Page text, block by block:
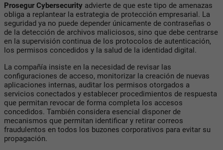
Prosegur Cybersecurity advierte de que este tipo de amenazas
obliga a replantear la estrategia de protección empresarial. La
seguridad ya no puede depender únicamente de contraseñas o
de la detección de archivos maliciosos, sino que debe centrarse
en la supervisión continua de los protocolos de autenticación,
los permisos concedidos y la salud de la identidad digital.
La compañía insiste en la necesidad de revisar las
configuraciones de acceso, monitorizar la creación de nuevas
aplicaciones internas, auditar los permisos otorgados a
servicios conectados y establecer procedimientos de respuesta
que permitan revocar de forma completa los accesos
concedidos. También considera esencial disponer de
mecanismos que permitan identificar y retirar correos
fraudulentos en todos los buzones corporativos para evitar su
propagación.